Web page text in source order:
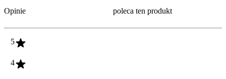
Opinie
poleca ten produkt
5
4